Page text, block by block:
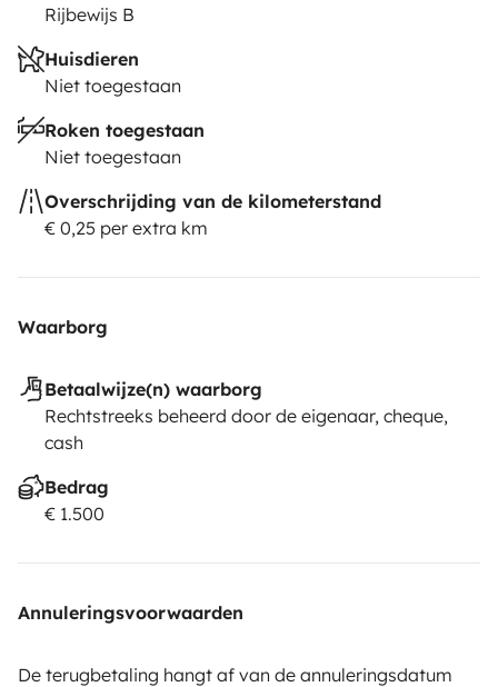
Rijbewijs B
Huisdieren
Niet toegestaan
Roken toegestaan
Niet toegestaan
Overschrijding van de kilometerstand
€ 0,25 per extra km
Waarborg
Betaalwijze(n) waarborg
Rechtstreeks beheerd door de eigenaar, cheque,
cash
Bedrag
€ 1.500
Annuleringsvoorwaarden
De terugbetaling hangt af van de annuleringsdatum